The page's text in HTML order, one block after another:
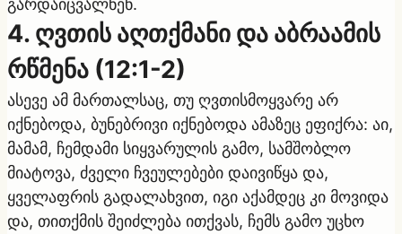
გარდაიცვალნენ.
4. ღვთის აღთქმანი და აბრაამის
რწმენა (12:1-2)
ასევე ამ მართალსაც, თუ ღვთისმოყვარე არ
იქნებოდა, ბუნებრივი იქნებოდა ამაზეც ეფიქრა: აი,
მამამ, ჩემდამი სიყვარულის გამო, სამშობლო
მიატოვა, ძველი ჩვეულებები დაივიწყა და,
ყველაფრის გადალახვით, იგი აქამდეც კი მოვიდა
და, თითქმის შეიძლება ითქვას, ჩემს გამო უცხო